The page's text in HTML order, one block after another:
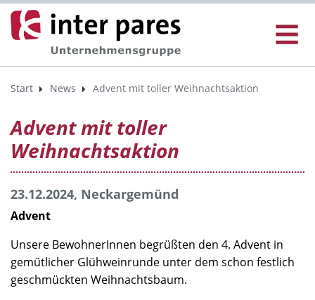
Start News Advent mit toller Weihnachtsaktion
Advent mit toller
Weihnachtsaktion
23.12.2024, Neckargemünd
Advent
Unsere BewohnerInnen begrüßten den 4. Advent in
gemütlicher Glühweinrunde unter dem schon festlich
geschmückten Weihnachtsbaum.